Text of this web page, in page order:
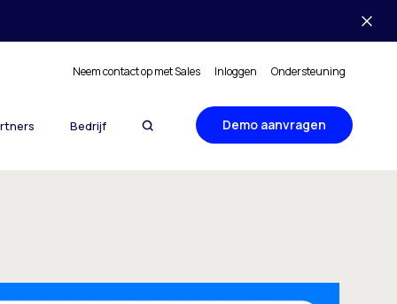
Neem contact op met Sales Inloggen Ondersteuning
Bedrijf Demo aanvragen